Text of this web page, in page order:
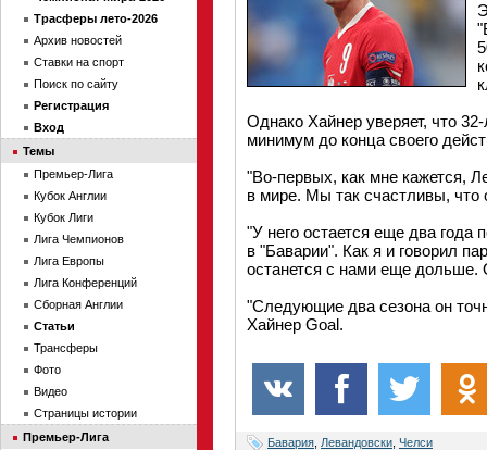
Однако Хайнер уверяет, что
минимум до конца своего
"Во-первых, как мне кажется,
в мире. Мы так счастливы, что
"У него остается еще два года
в "Баварии". Как я и говорил
останется с нами еще дольше.
"Следующие два сезона он
Хайнер Goal.
Бавария Левандовски Челси
Трасферы лето-2026
Архив новостей
Ставки на спорт
Поиск по сайту
Регистрация
Вход
Темы
Премьер-Лига
Кубок Англии
Кубок Лиги
Лига Чемпионов
Лига Европы
Лига Конференций
Сборная Англии
Статьи
Трансферы
Фото
Видео
Страницы истории
Премьер-Лига